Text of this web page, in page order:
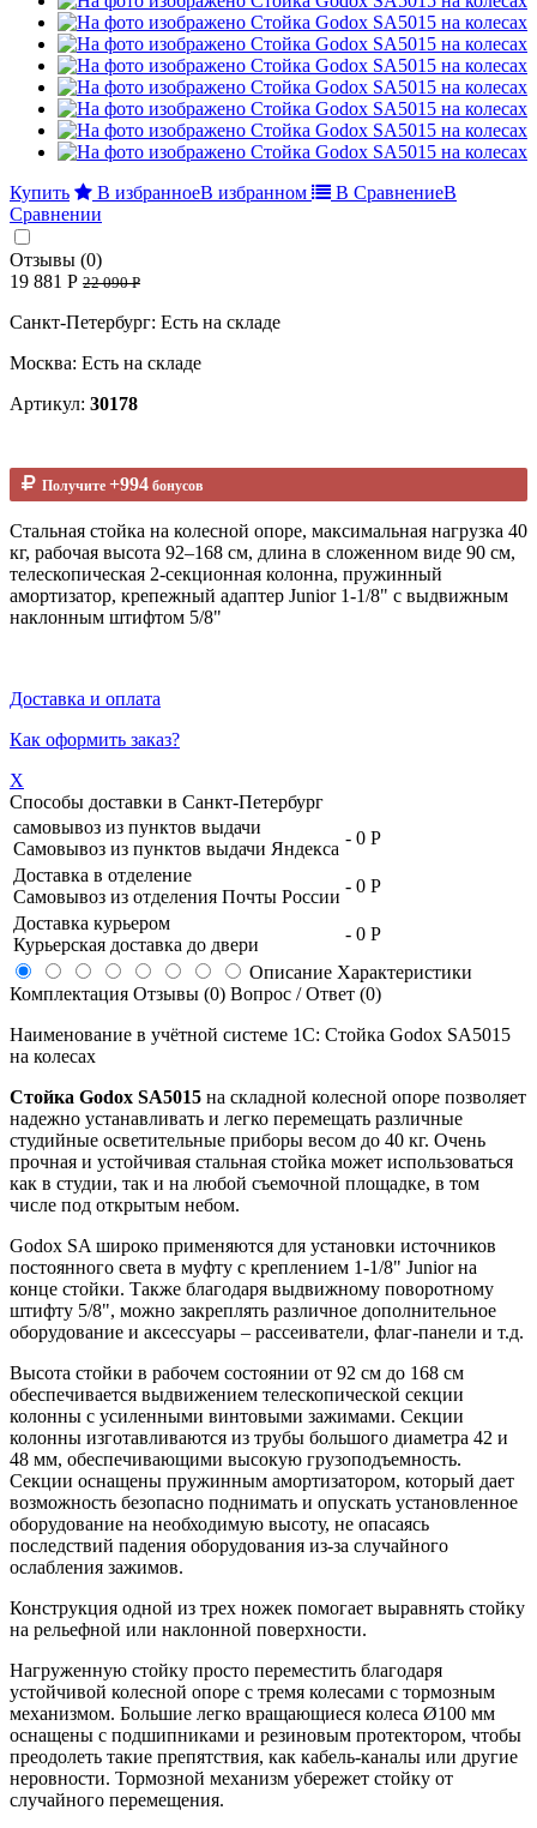
Купить В избранноеВ избранном В СравнениеВ
Сравнении
Отзывы (0)
19 881 Р 22 090 Р
Санкт-Петербург: Есть на складе
Москва: Есть на складе
Артикул: 30178
Получите +994 бонусов
Стальная стойка на колесной опоре, максимальная нагрузка 40
кг, рабочая высота 92–168 см, длина в сложенном виде 90 см,
телескопическая 2-секционная колонна, пружинный
амортизатор, крепежный адаптер Junior 1-1/8" с выдвижным
наклонным штифтом 5/8"
Доставка и оплата
Как оформить заказ?
X
Способы доставки в Санкт-Петербург
самовывоз из пунктов выдачи
Самовывоз из пунктов выдачи Яндекса
- 0 Р
Доставка в отделение
Самовывоз из отделения Почты России
- 0 Р
Доставка курьером
Курьерская доставка до двери
- 0 Р
Описание Характеристики
Комплектация Отзывы (0) Вопрос / Ответ (0)
Наименование в учётной системе 1С: Стойка Godox SA5015
на колесах
Стойка Godox SA5015 на складной колесной опоре позволяет
надежно устанавливать и легко перемещать различные
студийные осветительные приборы весом до 40 кг. Очень
прочная и устойчивая стальная стойка может использоваться
как в студии, так и на любой съемочной площадке, в том
числе под открытым небом.
Godox SA широко применяются для установки источников
постоянного света в муфту с креплением 1-1/8" Junior на
конце стойки. Также благодаря выдвижному поворотному
штифту 5/8", можно закреплять различное дополнительное
оборудование и аксессуары – рассеиватели, флаг-панели и т.д.
Высота стойки в рабочем состоянии от 92 см до 168 см
обеспечивается выдвижением телескопической секции
колонны с усиленными винтовыми зажимами. Секции
колонны изготавливаются из трубы большого диаметра 42 и
48 мм, обеспечивающими высокую грузоподъемность.
Секции оснащены пружинным амортизатором, который дает
возможность безопасно поднимать и опускать установленное
оборудование на необходимую высоту, не опасаясь
последствий падения оборудования из-за случайного
ослабления зажимов.
Конструкция одной из трех ножек помогает выравнять стойку
на рельефной или наклонной поверхности.
Нагруженную стойку просто переместить благодаря
устойчивой колесной опоре с тремя колесами с тормозным
механизмом. Большие легко вращающиеся колеса Ø100 мм
оснащены с подшипниками и резиновым протектором, чтобы
преодолеть такие препятствия, как кабель-каналы или другие
неровности. Тормозной механизм убережет стойку от
случайного перемещения.